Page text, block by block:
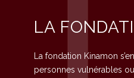
LA
La fondation Kinamon
personnes vulnérables